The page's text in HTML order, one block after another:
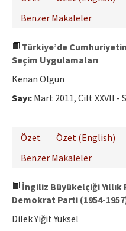
Benzer Makaleler
Türkiye’de
Seçim Uygulamaları
Kenan Olgun
Sayı: Mart 2011, Cilt XXVII -
Özet
Özet (English)
Benzer Makaleler
İngiliz Büyükelçiği
Demokrat Parti (1954-
Dilek Yiğit Yüksel